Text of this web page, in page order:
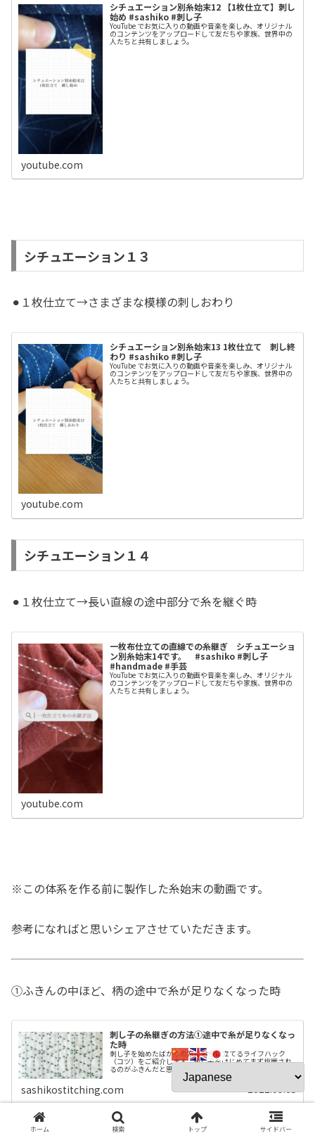
シチュエーション別糸始末12 【1枚仕立て】刺し
始め #sashiko #刺し子
YouTube でお気に入りの動画や音楽を楽しみ、オリジナル
のコンテンツをアップロードして友だちや家族、世界中の
人たちと共有しましょう。
youtube.com
シチュエーション１３
⚫︎１枚仕立て→さまざまな模様の刺しおわり
シチュエーション別糸始末13 1枚仕立て 刺し終
わり #sashiko #刺し子
YouTube でお気に入りの動画や音楽を楽しみ、オリジナル
のコンテンツをアップロードして友だちや家族、世界中の
人たちと共有しましょう。
youtube.com
シチュエーション１４
⚫︎１枚仕立て→長い直線の途中部分で糸を継ぐ時
一枚布仕立ての直線での糸継ぎ シチュエーショ
ン別糸始末14です。 #sashiko #刺し子
#handmade #手芸
YouTube でお気に入りの動画や音楽を楽しみ、オリジナル
のコンテンツをアップロードして友だちや家族、世界中の
人たちと共有しましょう。
youtube.com
※この体系を作る前に製作した糸始末の動画です。
参考になればと思いシェアさせていただきます。
①ふきんの中ほど、柄の途中で糸が足りなくなった時
刺し子の糸継ぎの方法①途中で糸が足りなくなっ
た時
刺し子を始めたばかりの方にお役に立てるライフハック
（コツ）をご紹介します。刺し子をはじめてまず挑戦され
るのがふきんだと思います。■P5倍！+最大500円OFFクー
ポン■.横田 ダルマ 刺し子 ふきん 寄木 白 模様刺し 伝統柄
sashikostitching.com
段染め糸にも同じ方法を解説しています。
ホーム 検索 トップ サイドバー